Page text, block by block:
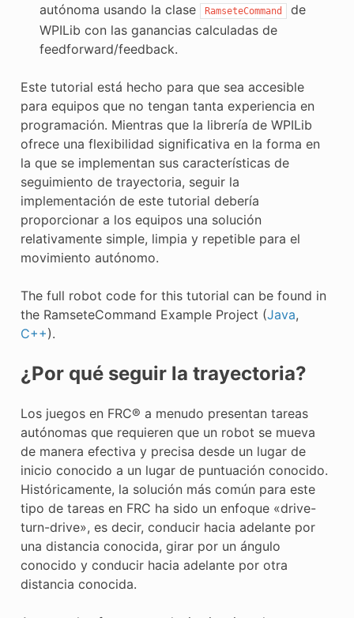
autónoma usando la clase
RamseteCommand
de
WPILib con las ganancias calculadas de
feedforward/feedback.
Este tutorial está hecho para que sea accesible
para equipos que no tengan tanta experiencia en
programación. Mientras que la librería de WPILib
ofrece una flexibilidad significativa en la forma en
la que se implementan sus características de
seguimiento de trayectoria, seguir la
implementación de este tutorial debería
proporcionar a los equipos una solución
relativamente simple, limpia y repetible para el
movimiento autónomo.
The full robot code for this tutorial can be found in
the RamseteCommand Example Project (Java,
C++).
¿Por qué seguir la trayectoria?
Los juegos en FRC® a menudo presentan tareas
autónomas que requieren que un robot se mueva
de manera efectiva y precisa desde un lugar de
inicio conocido a un lugar de puntuación conocido.
Históricamente, la solución más común para este
tipo de tareas en FRC ha sido un enfoque «drive-
turn-drive», es decir, conducir hacia adelante por
una distancia conocida, girar por un ángulo
conocido y conducir hacia adelante por otra
distancia conocida.